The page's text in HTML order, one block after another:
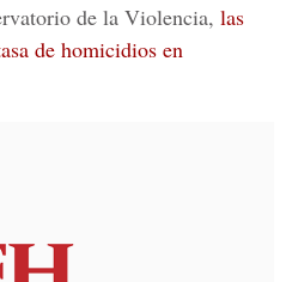
de la Violencia, las
de homicidios en